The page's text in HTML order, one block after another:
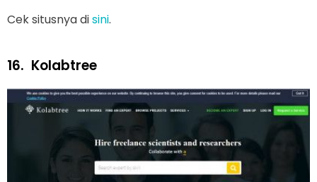
Cek situsnya disini.
16. Kolabtree